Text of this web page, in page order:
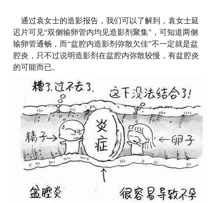
通过袁女士的造影报告，我们可以了解到，袁女士延
迟片可见“双侧输卵管内均见造影剂聚集”，可知道两侧
输卵管通畅，而“盆腔内造影剂弥散欠佳”不一定就是盆
腔炎，只不过说明造影剂在盆腔内弥散较慢，有盆腔炎
的可能而已。